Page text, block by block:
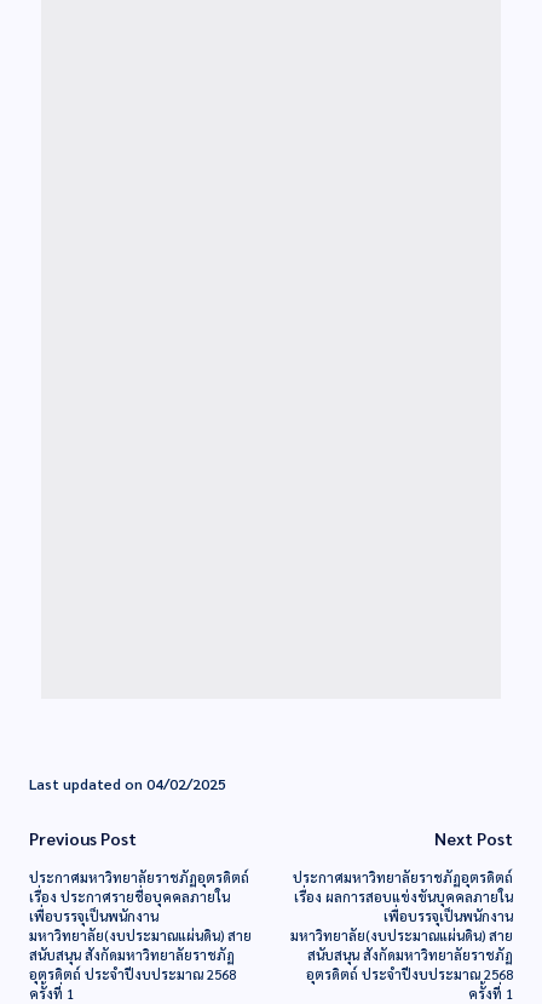
Last updated on 04/02/2025
Previous Post
ประกาศมหาวิทยาลัยราชภัฏอุตรดิตถ์
เรื่อง ประกาศรายชื่อบุคคลภายใน
เพื่อบรรจุเป็นพนักงาน
มหาวิทยาลัย(งบประมาณแผ่นดิน) สาย
สนับสนุน สังกัดมหาวิทยาลัยราชภัฏ
อุตรดิตถ์ ประจำปีงบประมาณ 2568
ครั้งที่ 1
Next Post
ประกาศมหาวิทยาลัยราชภัฏอุตรดิตถ์
เรื่อง ผลการสอบแข่งขันบุคคลภายใน
เพื่อบรรจุเป็นพนักงาน
มหาวิทยาลัย(งบประมาณแผ่นดิน) สาย
สนับสนุน สังกัดมหาวิทยาลัยราชภัฏ
อุตรดิตถ์ ประจำปีงบประมาณ 2568
ครั้งที่ 1